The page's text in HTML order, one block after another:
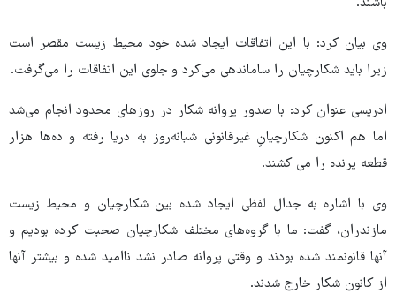
وی بیان کرد: با این اتفاقات ایجاد شده خود محیط زیست مقصر است
زیرا باید شکارچیان را ساماندهی می‌کرد و جلوی این اتفاقات را می‌گرفت.
ادریسی عنوان کرد: با صدور پروانه شکار در روزهای محدود انجام می‌شد
اما هم اکنون شکارچیانِ غیرقانونی شبانه‌روز به دریا رفته و ده‌ها هزار
قطعه پرنده را می کشند.
وی با اشاره به جدال لفظی ایجاد شده بین شکارچیان و محیط زیست
مازندران، گفت: ما با گروه‌های مختلف شکارچیان صحبت کرده بودیم و
آنها قانونمند شده بودند و وقتی پروانه صادر نشد ناامید شده و بیشتر آنها
از کانون شکار خارج شدند.